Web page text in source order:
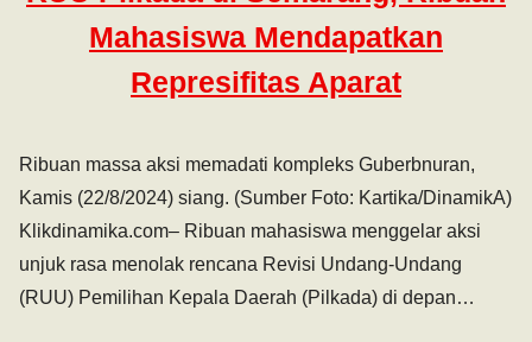
Mahasiswa Mendapatkan
Represifitas Aparat
Ribuan massa aksi memadati kompleks Guberbnuran,
Kamis (22/8/2024) siang. (Sumber Foto: Kartika/DinamikA)
Klikdinamika.com– Ribuan mahasiswa menggelar aksi
unjuk rasa menolak rencana Revisi Undang-Undang
(RUU) Pemilihan Kepala Daerah (Pilkada) di depan…